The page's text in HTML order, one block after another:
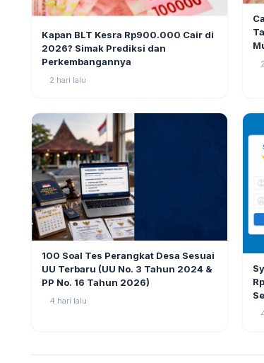
Kapan BLT Kesra Rp900.000 Cair di
2026? Simak Prediksi dan
Perkembangannya
2 hari lalu
100 Soal Tes Perangkat Desa Sesuai
UU Terbaru (UU No. 3 Tahun 2024 &
PP No. 16 Tahun 2026)
4 hari lalu